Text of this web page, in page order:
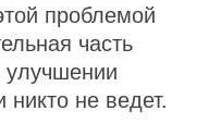
проблемой
часть
улучшении
никто не ведет.